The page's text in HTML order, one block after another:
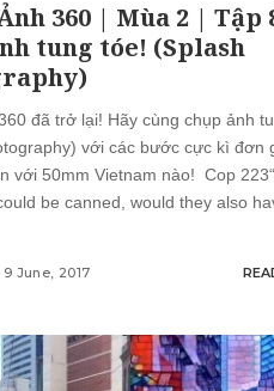
360 | Mùa 2 | Tập
tung tóe! (Splash
đã trở lại! Hãy cùng chụp ảnh
với các bước cực kì đơn
với 50mm Vietnam nào! Cop
be canned, would they also
9 June, 2017